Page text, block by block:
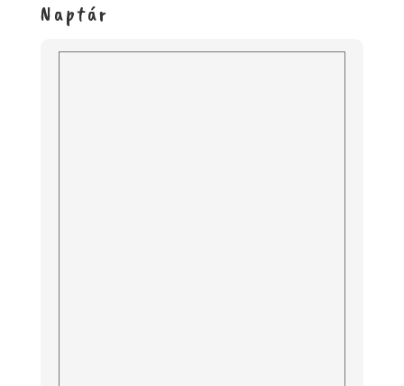
Naptár